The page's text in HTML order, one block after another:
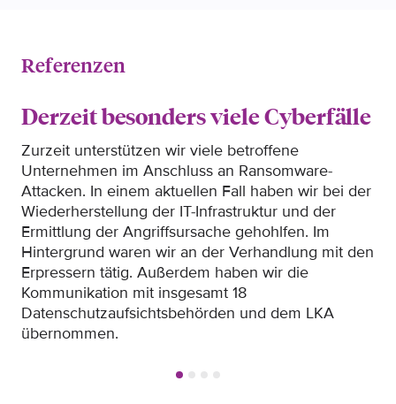
Referenzen
Derzeit besonders viele Cyberfälle
Zurzeit unterstützen wir viele betroffene
Unternehmen im Anschluss an Ransomware-
Attacken. In einem aktuellen Fall haben wir bei der
Wiederherstellung der IT-Infrastruktur und der
Ermittlung der Angriffsursache gehohlfen. Im
Hintergrund waren wir an der Verhandlung mit den
Erpressern tätig. Außerdem haben wir die
Kommunikation mit insgesamt 18
Datenschutzaufsichtsbehörden und dem LKA
übernommen.